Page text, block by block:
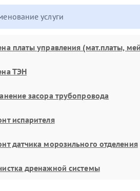
услуги
платы управления (мат.платы,
ТЭН
засора трубопровода
испарителя
датчика морозильного отделения
дренажной системы